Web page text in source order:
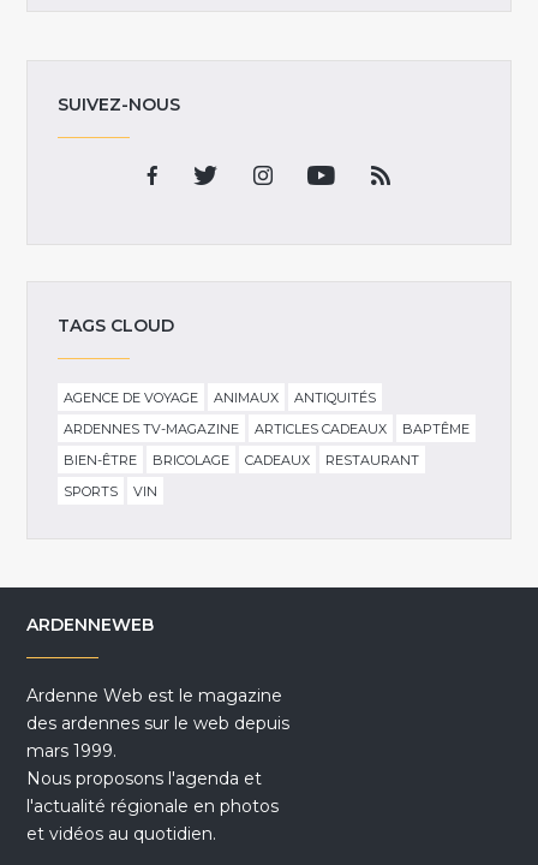
SUIVEZ-NOUS
TAGS CLOUD
AGENCE DE VOYAGE ANIMAUX
ANTIQUITÉS
ARDENNES TV-MAGAZINE
ARTICLES CADEAUX
BAPTÊME
BIEN-ÊTRE
BRICOLAGE CADEAUX
RESTAURANT
SPORTS
VIN
ARDENNEWEB
Ardenne Web est le magazine
des ardennes sur le web depuis
mars 1999.
Nous proposons l'agenda et
l'actualité régionale en photos
et vidéos au quotidien.